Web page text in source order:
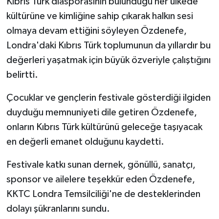
kültürüne ve kimliğine sahip çıkarak halkın sesi
olmaya devam ettiğini söyleyen Özdenefe,
Londra'daki Kıbrıs Türk toplumunun da yıllardır bu
değerleri yaşatmak için büyük özveriyle çalıştığını
belirtti.
Çocuklar ve gençlerin festivale gösterdiği ilgiden
duyduğu memnuniyeti dile getiren Özdenefe,
onların Kıbrıs Türk kültürünü geleceğe taşıyacak
en değerli emanet olduğunu kaydetti.
Festivale katkı sunan dernek, gönüllü, sanatçı,
sponsor ve ailelere teşekkür eden Özdenefe,
KKTC Londra Temsilciliği'ne de desteklerinden
dolayı şükranlarını sundu.
TİCARET
YAŞAM